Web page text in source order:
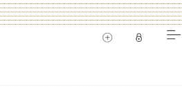
NA AMERICKÉM TRHU